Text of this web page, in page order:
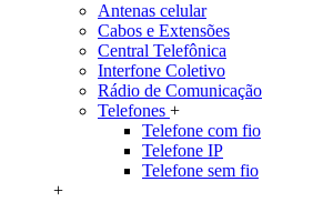
Antenas celular
Cabos e Extensões
Central Telefônica
Interfone Coletivo
Rádio de Comunicação
Telefones +
Telefone com fio
Telefone IP
Telefone sem fio
+